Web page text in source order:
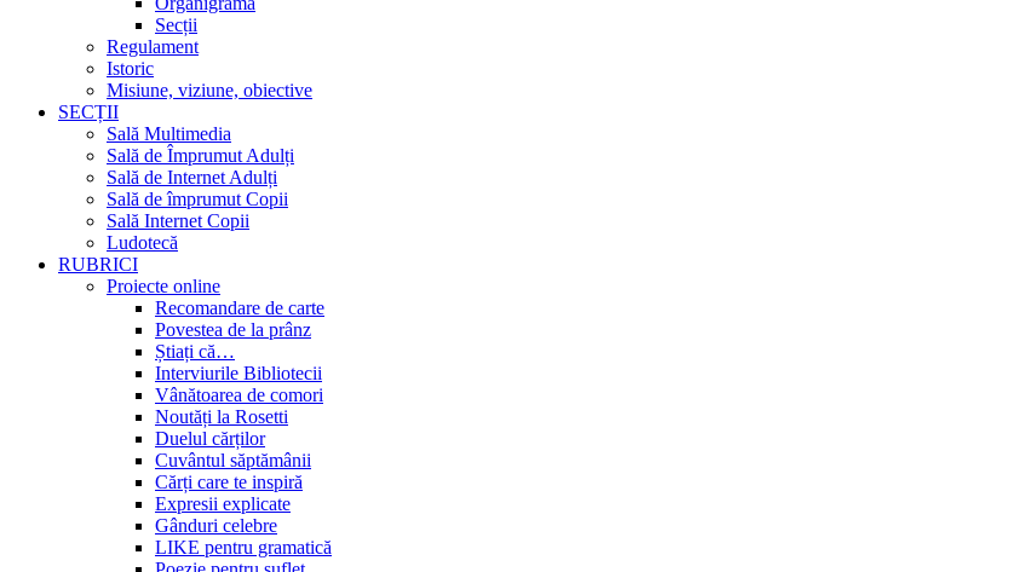
Secții
Regulament
Istoric
Misiune, viziune, obiective
SECȚII
Sală Multimedia
Sală de Împrumut Adulți
Sală de Internet Adulți
Sală de împrumut Copii
Sală Internet Copii
Ludotecă
RUBRICI
Proiecte online
Recomandare de carte
Povestea de la prânz
Știați că…
Interviurile Bibliotecii
Vânătoarea de comori
Noutăți la Rosetti
Duelul cărților
Cuvântul săptămânii
Cărți care te inspiră
Expresii explicate
Gânduri celebre
LIKE pentru gramatică